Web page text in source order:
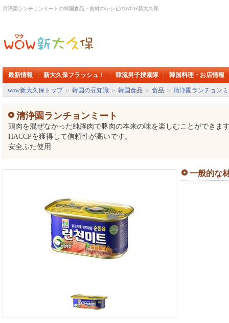
清浄園ランチョンミートの韓国食品・食材のレシピのWOW新大久保
最新情報 新大久保フラッシュ！ 韓流男子捜索隊 韓国料理・お店情報
wow新大久保トップ＞ 韓国の豆知識 ＞ 韓国食品 ＞ 食品 ＞ 清浄園ランチョン
清浄園ランチョンミート
鶏肉を混ぜなかった純豚肉で豚肉の本来の味を楽しむことができま
HACCPを獲得して信頼性が高いです。
安全ふた使用
一般的な